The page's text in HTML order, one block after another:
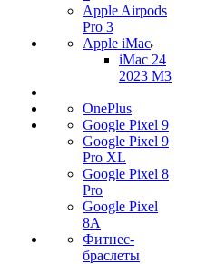
Apple Airpods
Pro 3
Apple iMac
iMac 24
2023 M3
OnePlus
Google Pixel 9
Google Pixel 9
Pro XL
Google Pixel 8
Pro
Google Pixel
8A
Фитнес-
браслеты